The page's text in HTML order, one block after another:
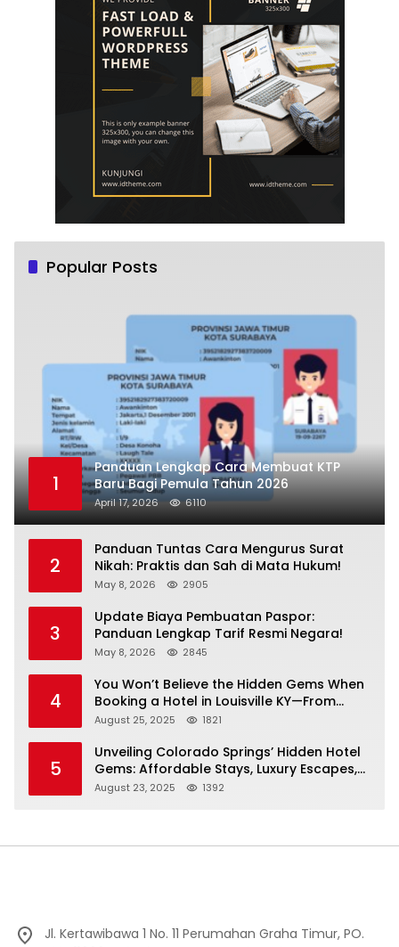
Popular Posts
1
Panduan Lengkap Cara Membuat KTP
Baru Bagi Pemula Tahun 2026
April 17, 2026 6110
2
Panduan Tuntas Cara Mengurus Surat
Nikah: Praktis dan Sah di Mata Hukum!
May 8, 2026 2905
3
Update Biaya Pembuatan Paspor:
Panduan Lengkap Tarif Resmi Negara!
May 8, 2026 2845
4
You Won’t Believe the Hidden Gems When
Booking a Hotel in Louisville KY—From
Cheap to Luxe!
August 25, 2025 1821
5
Unveiling Colorado Springs’ Hidden Hotel
Gems: Affordable Stays, Luxury Escapes,
and Everything In Between!
August 23, 2025 1392
Jl. Kertawibawa 1 No. 11 Perumahan Graha Timur, PO.